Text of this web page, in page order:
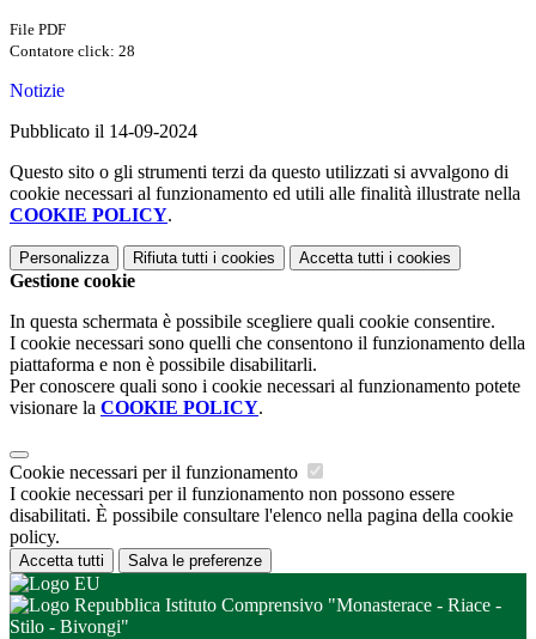
File PDF
Contatore click: 28
Notizie
Pubblicato il 14-09-2024
Questo sito o gli strumenti terzi da questo utilizzati si avvalgono di
cookie necessari al funzionamento ed utili alle finalità illustrate nella
COOKIE POLICY.
Personalizza Rifiuta tutti i cookies Accetta tutti i cookies
Gestione cookie
In questa schermata è possibile scegliere quali cookie consentire.
I cookie necessari sono quelli che consentono il funzionamento della
piattaforma e non è possibile disabilitarli.
Per conoscere quali sono i cookie necessari al funzionamento potete
visionare la COOKIE POLICY.
Cookie necessari per il funzionamento
I cookie necessari per il funzionamento non possono essere
disabilitati. È possibile consultare l'elenco nella pagina della cookie
policy.
Accetta tutti Salva le preferenze
Istituto Comprensivo "Monasterace - Riace -
Stilo - Bivongi"